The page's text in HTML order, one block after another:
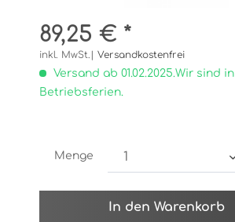
89,25 € *
inkl. MwSt.| Versandkostenfrei
Versand ab 01.02.2025.Wir sind in
Betriebsferien.
Menge
In den Warenkorb